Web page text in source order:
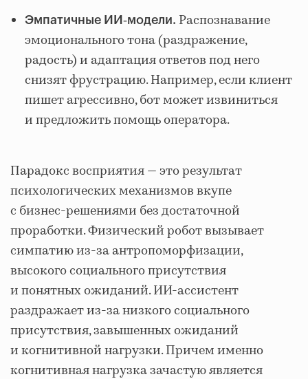
Эмпатичные ИИ‑модели. Распознавание
эмоционального тона (раздражение,
радость) и адаптация ответов под него
снизят фрустрацию. Например, если клиент
пишет агрессивно, бот может извиниться
и предложить помощь оператора.
Парадокс восприятия — это результат
психологических механизмов вкупе
с бизнес‑решениями без достаточной
проработки. Физический робот вызывает
симпатию из‑за антропоморфизации,
высокого социального присутствия
и понятных ожиданий. ИИ‑ассистент
раздражает из‑за низкого социального
присутствия, завышенных ожиданий
и когнитивной нагрузки. Причем именно
когнитивная нагрузка зачастую является